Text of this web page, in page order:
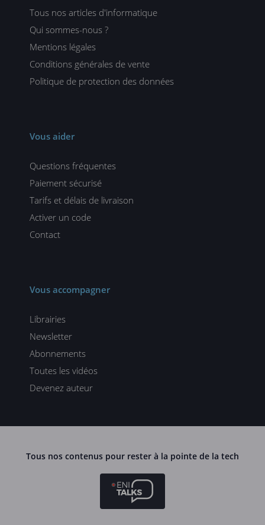
Tous nos articles d'informatique
Qui sommes-nous ?
Mentions légales
Conditions générales de vente
Politique de protection des données
Vous aider
Questions fréquentes
Paiement sécurisé
Tarifs et délais de livraison
Activer un code
Contact
Vous accompagner
Librairies
Newsletter
Abonnements
Toutes les vidéos
Devenez auteur
Tous nos contenus pour rester à la pointe de la tech